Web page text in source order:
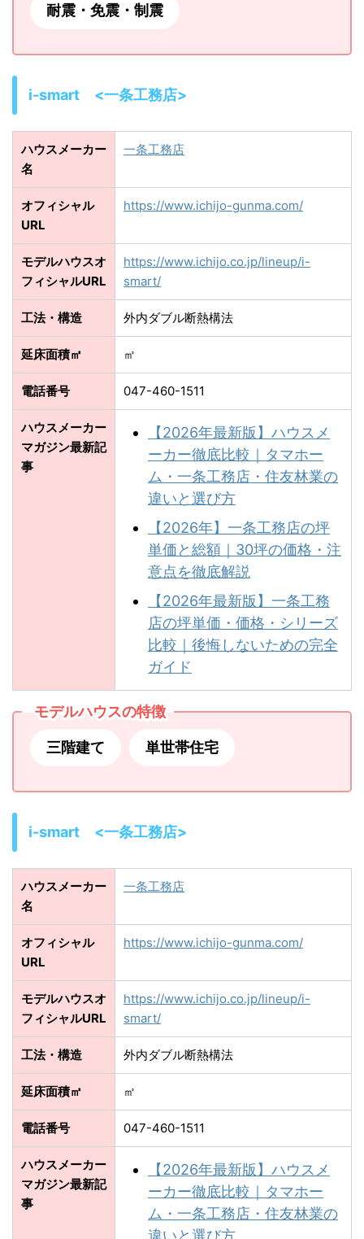
耐震・免震・制震
i-smart <一条工務店>
ハウスメーカー
名
一条工務店
オフィシャル
URL
https://www.ichijo-gunma.com/
モデルハウスオ
フィシャルURL
https://www.ichijo.co.jp/lineup/i-
smart/
工法・構造 外内ダブル断熱構法
延床面積㎡ ㎡
電話番号 047-460-1511
ハウスメーカー
マガジン最新記
事
【2026年最新版】ハウスメ
ーカー徹底比較｜タマホー
ム・一条工務店・住友林業の
違いと選び方
【2026年】一条工務店の坪
単価と総額｜30坪の価格・注
意点を徹底解説
【2026年最新版】一条工務
店の坪単価・価格・シリーズ
比較｜後悔しないための完全
ガイド
モデルハウスの特徴
三階建て 単世帯住宅
i-smart <一条工務店>
ハウスメーカー
名
一条工務店
オフィシャル
URL
https://www.ichijo-gunma.com/
モデルハウスオ
フィシャルURL
https://www.ichijo.co.jp/lineup/i-
smart/
工法・構造 外内ダブル断熱構法
延床面積㎡ ㎡
電話番号 047-460-1511
ハウスメーカー
マガジン最新記
事
【2026年最新版】ハウスメ
ーカー徹底比較｜タマホー
ム・一条工務店・住友林業の
違いと選び方